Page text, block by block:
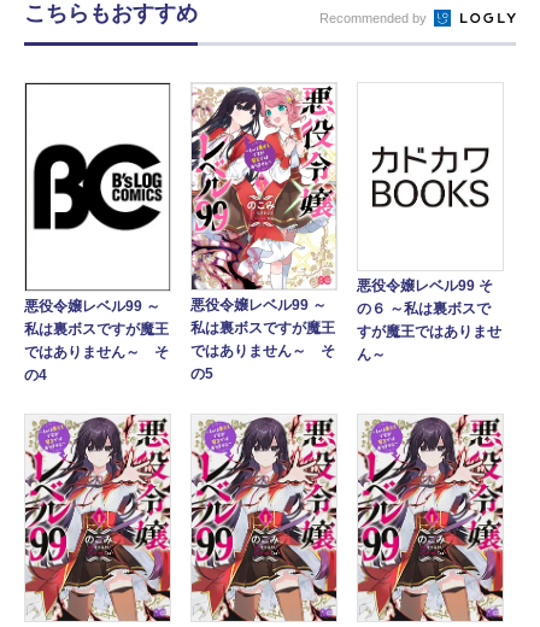
こちらもおすすめ Recommended by
悪役令嬢レベル99 ～
私は裏ボスですが魔王
ではありません～ そ
の4
悪役令嬢レベル99 ～
私は裏ボスですが魔王
ではありません～ そ
の5
悪役令嬢レベル99 そ
の６ ～私は裏ボスで
すが魔王ではありませ
ん～